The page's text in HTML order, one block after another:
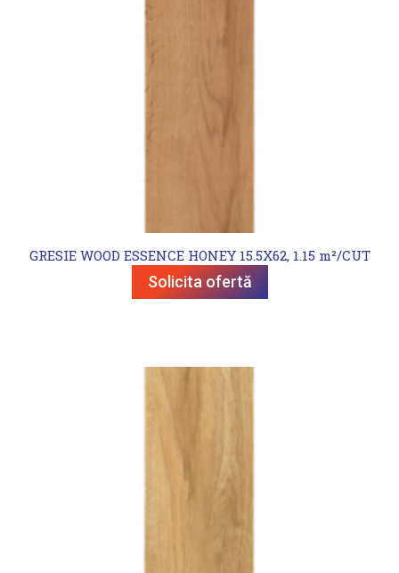
GRESIE WOOD ESSENCE HONEY 15.5X62, 1.15 m²/CUT
Solicita ofertă